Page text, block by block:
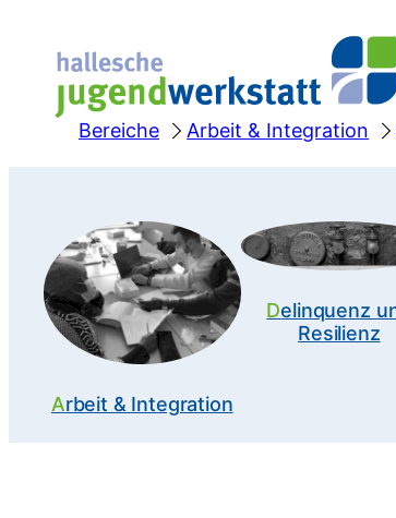
Inhalt
springen
Bereiche Arbeit & Integration
Arbeit & Integration
Delinquenz und
Resilienz